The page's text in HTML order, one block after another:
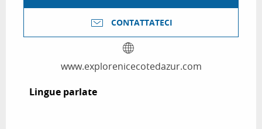
CONTATTATECI
www.explorenicecotedazur.com
Lingue parlate
Lingue parlate